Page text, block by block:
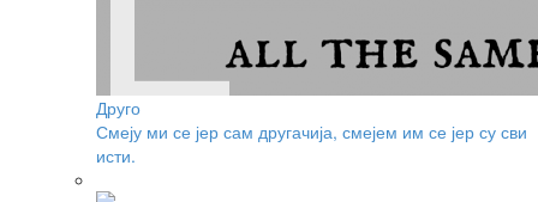
Друго
Смеју ми се јер сам другачија, смејем им се јер су сви
исти.